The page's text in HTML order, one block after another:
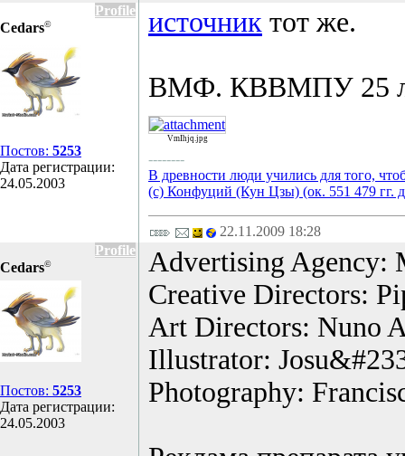
Profile
Cedars©
Постов: 5253
Дата регистрации:
24.05.2003
источник тот же.
ВМФ. КВВМПУ 25
VmIhjq.jpg
--------
В древности люди учились для того,
(с) Конфуций (Кун Цзы) (ок. 551 479 гг.
22.11.2009 18:28
Profile
Cedars©
Постов: 5253
Дата регистрации:
24.05.2003
Advertising Agency:
Creative Directors:
Art Directors: Nuno
Illustrator:
Photography: